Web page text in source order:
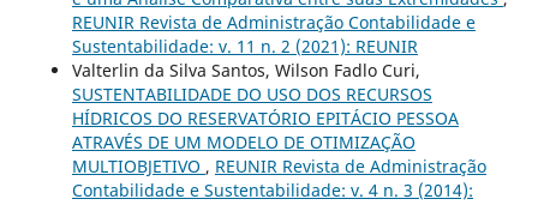
REUNIR Revista de Administração Contabilidade e
Sustentabilidade: v. 11 n. 2 (2021): REUNIR
Valterlin da Silva Santos, Wilson Fadlo Curi,
SUSTENTABILIDADE DO USO DOS RECURSOS
HÍDRICOS DO RESERVATÓRIO EPITÁCIO PESSOA
ATRAVÉS DE UM MODELO DE OTIMIZAÇÃO
MULTIOBJETIVO , REUNIR Revista de Administração
Contabilidade e Sustentabilidade: v. 4 n. 3 (2014):